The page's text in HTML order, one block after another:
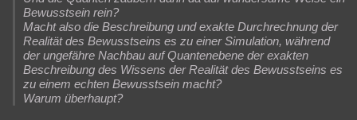
Bewusstsein rein?
Macht also die Beschreibung und exakte Durchrechnung der
Realität des Bewusstseins es zu einer Simulation, während
der ungefähre Nachbau auf Quantenebene der exakten
Beschreibung des Wissens der Realität des Bewusstseins es
zu einem echten Bewusstsein macht?
Warum überhaupt?